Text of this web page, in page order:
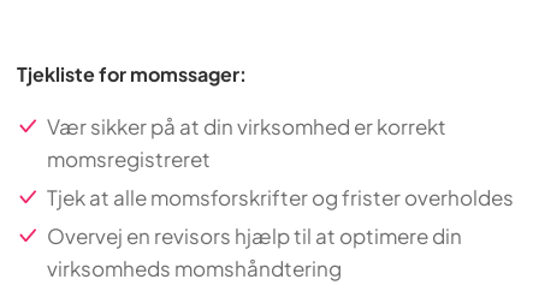
Tjekliste for momssager:
Vær sikker på at din virksomhed er korrekt
momsregistreret
Tjek at alle momsforskrifter og frister overholdes
Overvej en revisors hjælp til at optimere din
virksomheds momshåndtering